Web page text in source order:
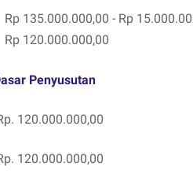
Rp 135.000.000,00 - Rp
Rp 120.000.000,00
Penyusutan